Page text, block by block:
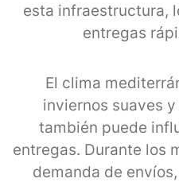
esta infraestructura,
entregas
El clima
inviernos suaves
también puede
entregas. Durante los
demanda de